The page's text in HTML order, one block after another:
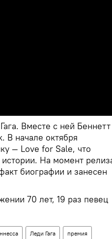
Вместе с ней
В начале октября
— Love for Sale, что
На момент
биографии и занесен
70 лет, 19 раз певец
Леди Гага премия